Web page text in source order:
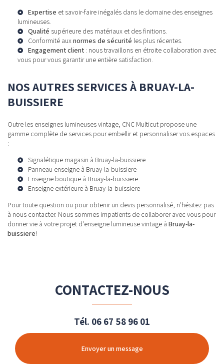
Expertise et savoir-faire inégalés dans le domaine des enseignes
lumineuses.
Qualité supérieure des matériaux et des finitions.
Conformité auxnormes de sécurité les plus récentes.
Engagement client : nous travaillons en étroite collaboration avec
vous pour vous garantir une entière satisfaction.
NOS AUTRES SERVICES À BRUAY-LA-
BUISSIERE
Outre les enseignes lumineuses vintage, CNC Multicut propose une
gamme complète de services pour embellir et personnaliser vos espaces
:
Signalétique magasin à Bruay-la-buissiere
Panneau enseigne à Bruay-la-buissiere
Enseigne boutique à Bruay-la-buissiere
Enseigne extérieure à Bruay-la-buissiere
Pour toute question ou pour obtenir un devis personnalisé, n'hésitez pas
à nous contacter. Nous sommes impatients de collaborer avec vous pour
donner vie à votre projet d'enseigne lumineuse vintage à Bruay-la-
buissiere!
CONTACTEZ-NOUS
Tél. 06 67 58 96 01
Envoyer un message